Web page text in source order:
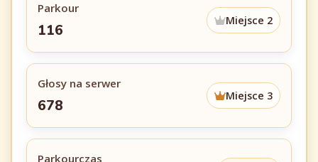
Parkour
116
Miejsce 2
Głosy na serwer
678
Miejsce 3
Parkourczas